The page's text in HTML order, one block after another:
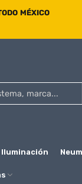
MÉXICO
Iluminación